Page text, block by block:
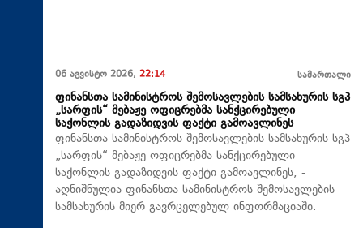
06 აგვისტო 2026, 22:14 სამართალი
ფინანსთა სამინისტროს შემოსავლების სამსახურის სგპ
„სარფის“ მებაჟე ოფიცრებმა სანქცირებული
საქონლის გადაზიდვის ფაქტი გამოავლინეს
ფინანსთა სამინისტროს შემოსავლების სამსახურის სგპ
„სარფის“ მებაჟე ოფიცრებმა სანქცირებული
საქონლის გადაზიდვის ფაქტი გამოავლინეს, -
აღნიშნულია ფინანსთა სამინისტროს შემოსავლების
სამსახურის მიერ გავრცელებულ ინფორმაციაში.